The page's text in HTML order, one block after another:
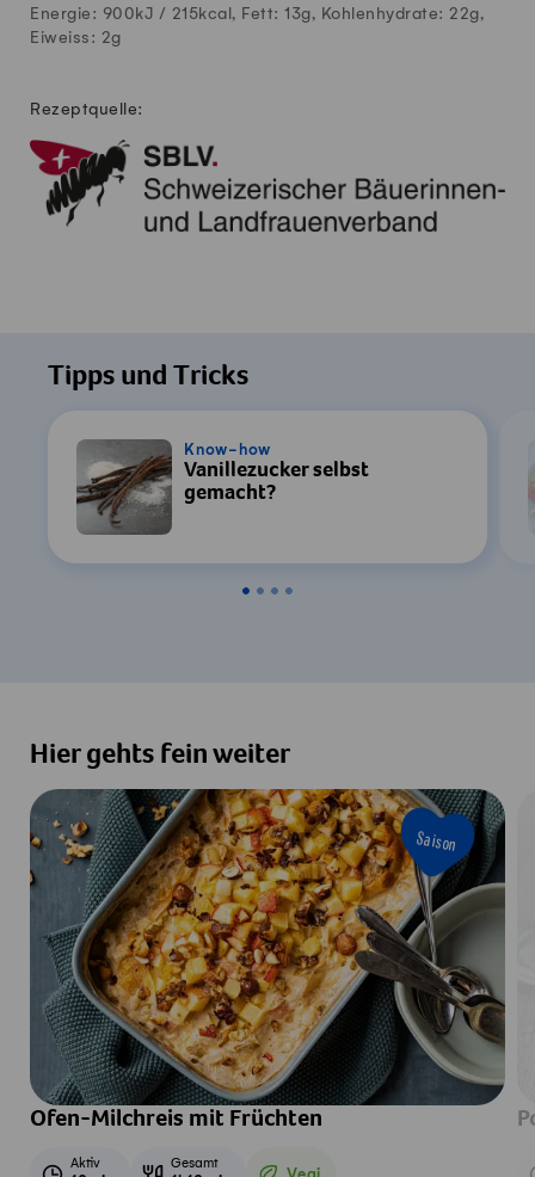
Energie: 900kJ / 215kcal, Fett: 13g, Kohlenhydrate: 22g,
Eiweiss: 2g
Rezeptquelle:
Tipps und Tricks
Know-how
Vanillezucker selbst
gemacht?
Hier gehts fein weiter
Saison
Ofen-Milchreis mit Früchten
Aktiv Gesamt